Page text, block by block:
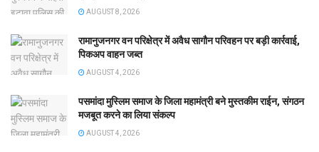
AUGUST 8, 2026
रामानुजनगर वन परिक्षेत्र में अवैध सागौन परिवहन पर बड़ी कार्रवाई,
पिकअप वाहन जब्त
AUGUST 4, 2026
पसमांदा मुस्लिम समाज के जिला महामंत्री बने मुस्तकीम राईन, संगठन
मजबूत करने का लिया संकल्प
AUGUST 4, 2026